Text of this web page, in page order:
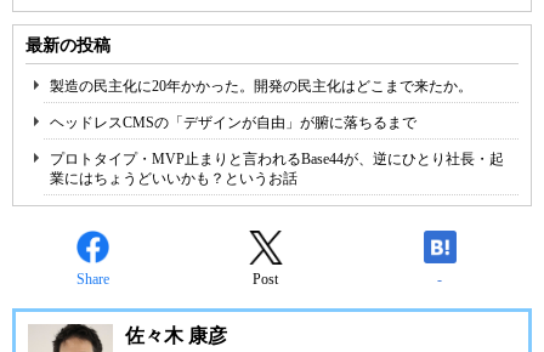
最新の投稿
製造の民主化に20年かかった。開発の民主化はどこまで来たか。
ヘッドレスCMSの「デザインが自由」が腑に落ちるまで
プロトタイプ・MVP止まりと言われるBase44が、逆にひとり社長・起
業にはちょうどいいかも？というお話
Share Post -
佐々木 康彦